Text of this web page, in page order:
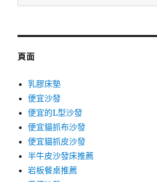
尋
鍵
頁面
乳膠床墊
便宜沙發
便宜的L型沙發
便宜貓抓布沙發
便宜貓抓皮沙發
半牛皮沙發床推薦
岩板餐桌推薦